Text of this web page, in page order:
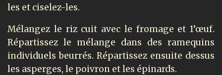
les et ciselez-les.
Mélangez le riz cuit avec le fromage et 1’œuf.
Répartissez le mélange dans des ramequins
individuels beurrés. Répartissez ensuite dessus
les asperges, le poivron et les épinards.